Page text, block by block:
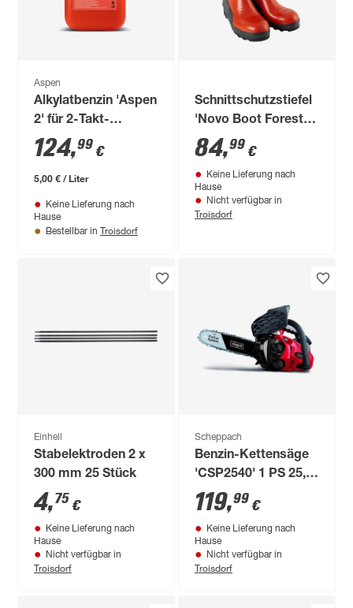
Aspen
Alkylatbenzin 'Aspen
2' für 2-Takt-
Motoren 25 l
124,99 €
5,00 € / Liter
Keine Lieferung nach
Hause
Bestellbar in Troisdorf
Schnittschutzstiefel
'Novo Boot Forest 2'
Gr. 45
84,99 €
Keine Lieferung nach
Hause
Nicht verfügbar in
Troisdorf
Einhell
Stabelektroden 2 x
300 mm 25 Stück
4,75 €
Keine Lieferung nach
Hause
Nicht verfügbar in
Troisdorf
Scheppach
Benzin-Kettensäge
'CSP2540' 1 PS 25,4
cm
119,99 €
Keine Lieferung nach
Hause
Nicht verfügbar in
Troisdorf